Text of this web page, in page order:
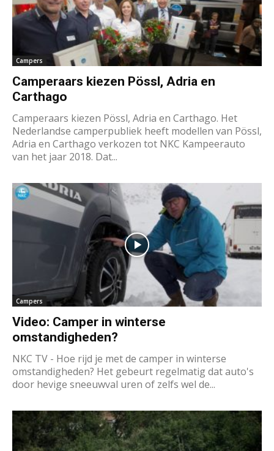
Campers
Camperaars kiezen Pössl, Adria en
Carthago
Camperaars kiezen Pössl, Adria en Carthago. Het
Nederlandse camperpubliek heeft modellen van Pössl,
Adria en Carthago verkozen tot NKC Kampeerauto
van het jaar 2018. Dat...
Campers
Video: Camper in winterse
omstandigheden?
NKC TV - Hoe rijd je met de camper in winterse
omstandigheden? Het gebeurt regelmatig dat auto's
door hevige sneeuwval uren of zelfs wel de...